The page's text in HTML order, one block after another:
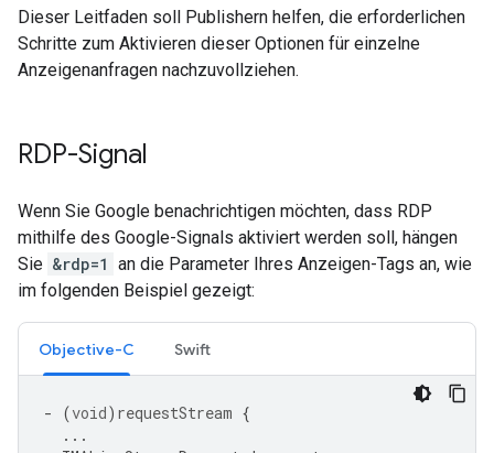
Dieser Leitfaden soll Publishern helfen, die erforderlichen
Schritte zum Aktivieren dieser Optionen für einzelne
Anzeigenanfragen nachzuvollziehen.
RDP-Signal
Wenn Sie Google benachrichtigen möchten, dass RDP
mithilfe des Google-Signals aktiviert werden soll, hängen
Sie &rdp=1 an die Parameter Ihres Anzeigen-Tags an, wie
im folgenden Beispiel gezeigt:
Objective-C Swift
- (void) requestStream {
...